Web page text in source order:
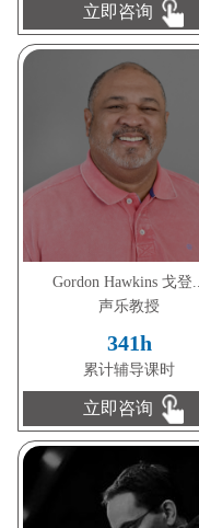
立即咨询
Gordon Hawkins 戈登
声乐教授
341h
累计辅导课时
立即咨询